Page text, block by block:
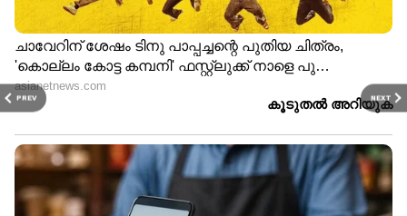
PREV NEXT